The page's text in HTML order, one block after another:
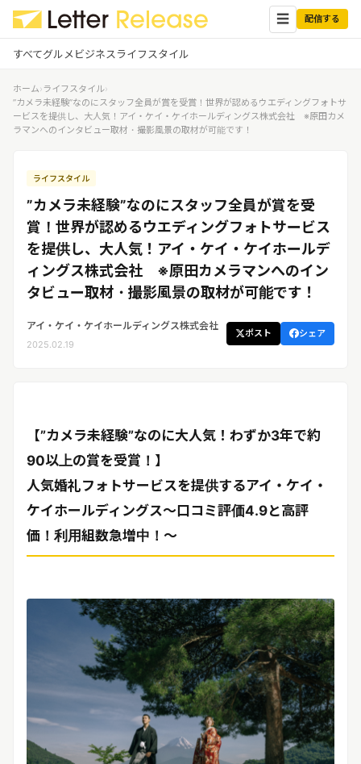
☰ 配信する
すべてグルメビジネスライフスタイル
グルメ
ビジネス
ライフスタイル
ログイン ✕
企業ユーザーでログイン
する
受信レターリリース受信ユーザー
メディアユーザーでログインする
レターリリースを受信（メディア登
録）
ホーム›ライフスタイル›
”カメラ未経験”なのにスタッフ全員が賞を受賞！世界が認めるウエディングフォトサ
ービスを提供し、大人気！アイ・ケイ・ケイホールディングス株式会社 ※原田カメ
ラマンへのインタビュー取材・撮影風景の取材が可能です！
ライフスタイル
”カメラ未経験”なのにスタッフ全員が賞を受
賞！世界が認めるウエディングフォトサービス
を提供し、大人気！アイ・ケイ・ケイホールデ
ィングス株式会社 ※原田カメラマンへのイン
タビュー取材・撮影風景の取材が可能です！
アイ・ケイ・ケイホールディングス株式会社
2025.02.19
ポスト シェア
【”カメラ未経験”なのに大人気！わずか3年で約
90以上の賞を受賞！】
人気婚礼フォトサービスを提供するアイ・ケイ・
ケイホールディングス～口コミ評価4.9と高評
価！利用組数急増中！～